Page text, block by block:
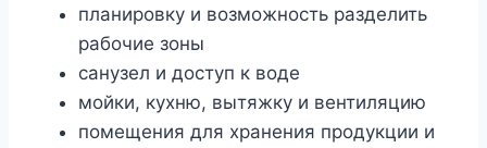
планировку и возможность разделить
рабочие зоны
санузел и доступ к воде
мойки, кухню, вытяжку и вентиляцию
помещения для хранения продукции и